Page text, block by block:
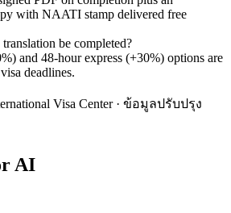
with NAATI stamp delivered free
be completed?
and 48-hour express (+30%) options are
deadlines.
Visa Center · ข้อมูลปรับปรุง
AI